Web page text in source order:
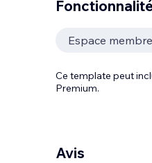
Espace
Ce template peut
Premium.
Avis